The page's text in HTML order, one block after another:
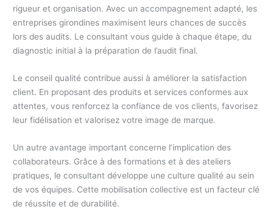
rigueur et organisation. Avec un accompagnement adapté, les
entreprises girondines maximisent leurs chances de succès
lors des audits. Le consultant vous guide à chaque étape, du
diagnostic initial à la préparation de l’audit final.
Le conseil qualité contribue aussi à améliorer la satisfaction
client. En proposant des produits et services conformes aux
attentes, vous renforcez la confiance de vos clients, favorisez
leur fidélisation et valorisez votre image de marque.
Un autre avantage important concerne l’implication des
collaborateurs. Grâce à des formations et à des ateliers
pratiques, le consultant développe une culture qualité au sein
de vos équipes. Cette mobilisation collective est un facteur clé
de réussite et de durabilité.